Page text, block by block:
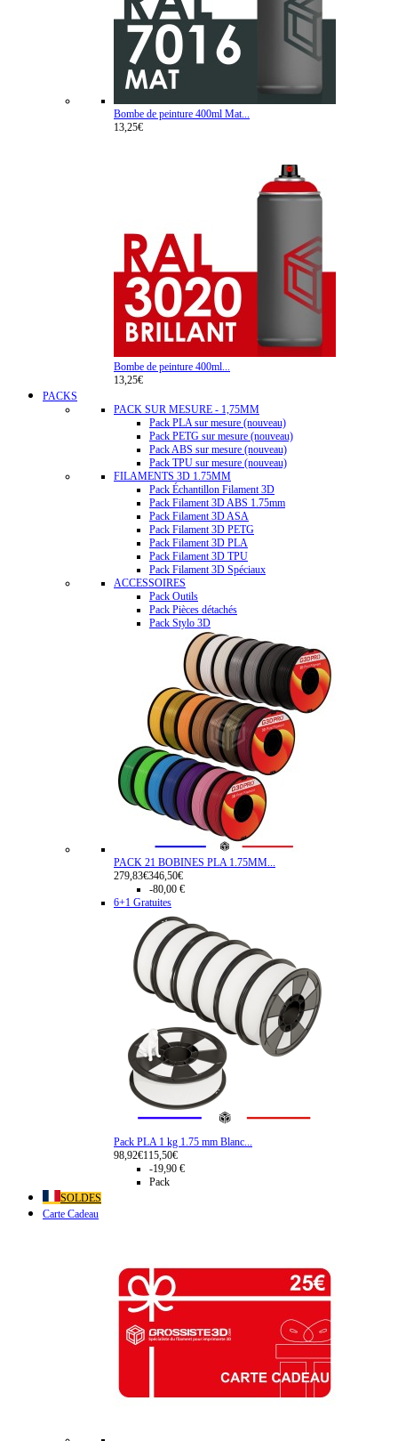
Bombe de peinture 400ml Mat...
13,25€
Bombe de peinture 400ml...
13,25€
PACKS
PACK SUR MESURE - 1,75MM
Pack PLA sur mesure (nouveau)
Pack PETG sur mesure (nouveau)
Pack ABS sur mesure (nouveau)
Pack TPU sur mesure (nouveau)
FILAMENTS 3D 1.75MM
Pack Échantillon Filament 3D
Pack Filament 3D ABS 1.75mm
Pack Filament 3D ASA
Pack Filament 3D PETG
Pack Filament 3D PLA
Pack Filament 3D TPU
Pack Filament 3D Spéciaux
ACCESSOIRES
Pack Outils
Pack Pièces détachés
Pack Stylo 3D
PACK 21 BOBINES PLA 1.75MM...
279,83€346,50€
-80,00 €
6+1 Gratuites
Pack PLA 1 kg 1.75 mm Blanc...
98,92€115,50€
-19,90 €
Pack
SOLDES
Carte Cadeau